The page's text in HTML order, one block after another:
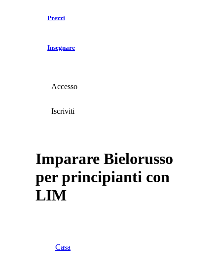
Prezzi
Insegnare
Accesso
Iscriviti
Imparare Bielorusso
per principianti con
LIM
Casa